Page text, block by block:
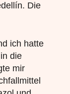
Die
ich hatte
die
mir